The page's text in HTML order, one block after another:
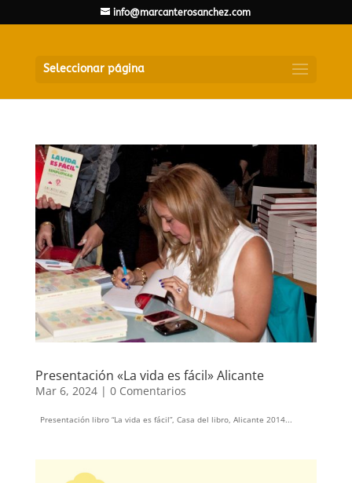
info@marcanterosanchez.com
Seleccionar página
Presentación «La vida es fácil» Alicante
Mar 6, 2024| 0 Comentarios
Presentación libro “La vida es fácil”, Casa del libro, Alicante 2014...